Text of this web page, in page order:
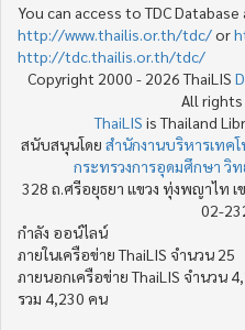
You can access to TDC Database
http://www.thailis.or.th/tdc/or
http://tdc.thailis.or.th/tdc/
Copyright 2000 - 2026 ThaiLIS
All rights
ThaiLIS is Thailand
สนับสนุนโดย สำนักงานบริหารเทค
กระทรวงการอุดมศึกษา วิ
328 ถ.ศรีอยุธยา แขวง ทุ่งพญาไท เ
02-
กำลัง ออน์ไลน์
ภายในเครือข่าย ThaiLIS จำนวน 25
ภายนอกเครือข่าย ThaiLIS จำนวน
รวม 4,230 คน